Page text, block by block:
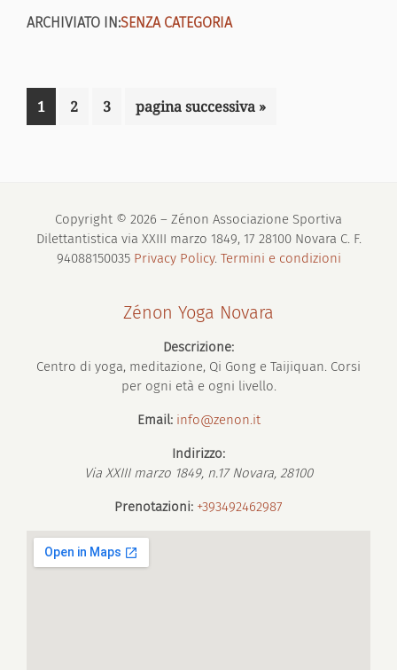
ARCHIVIATO IN:SENZA CATEGORIA
Pagina
1 Pagina
2 Pagina
3
Vai
pagina successiva »
Copyright © 2026 – Zénon Associazione Sportiva
Dilettantistica via XXIII marzo 1849, 17 28100 Novara C. F.
94088150035 Privacy Policy. Termini e condizioni
Zénon Yoga Novara
Descrizione:
Centro di yoga, meditazione, Qi Gong e Taijiquan. Corsi
per ogni età e ogni livello.
Email: info@zenon.it
Indirizzo:
Via XXIII marzo 1849, n.17 Novara, 28100
Prenotazioni: +393492462987